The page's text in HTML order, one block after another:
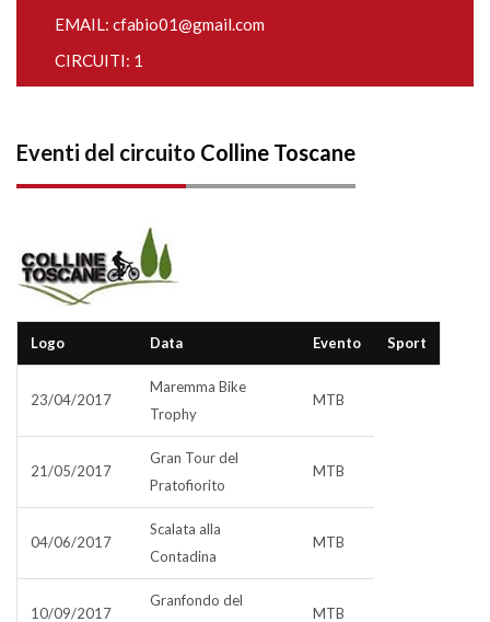
EMAIL: cfabio01@gmail.com
CIRCUITI: 1
Eventi del circuito Colline Toscane
Logo Data Evento Sport
23/04/2017
Maremma Bike
Trophy
MTB
21/05/2017
Gran Tour del
Pratofiorito
MTB
04/06/2017
Scalata alla
Contadina
MTB
10/09/2017
Granfondo del
MTB